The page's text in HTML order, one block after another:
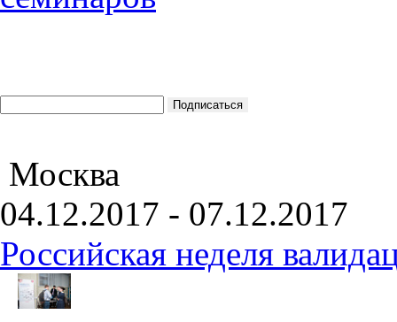
Москва
04.12.2017 - 07.12.2017
Российская неделя